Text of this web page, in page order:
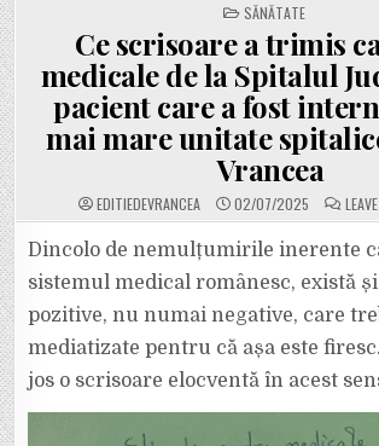
POSTED
IN
SĂNĂTATE
Ce scrisoare a trimis
medicale de la Spitalul
pacient care a fost
mai mare unitate
Vrancea
EDITIEDEVRANCEA 02/07/2025
Dincolo de nemulțumirile inerente
sistemul medical românesc, există
pozitive, nu numai negative, care
mediatizate pentru că așa este
jos o scrisoare elocventă în acest